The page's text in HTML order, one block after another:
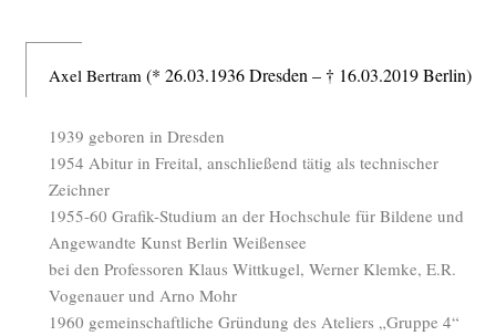
Axel Bertram(* 26.03.1936 Dresden – † 16.03.2019 Berlin)
1939 geboren in Dresden
1954 Abitur in Freital, anschließend tätig als technischer
Zeichner
1955-60 Grafik-Studium an der Hochschule für Bildene und
Angewandte Kunst Berlin Weißensee
bei den Professoren Klaus Wittkugel, Werner Klemke, E.R.
Vogenauer und Arno Mohr
1960 gemeinschaftliche Gründung des Ateliers „Gruppe 4“